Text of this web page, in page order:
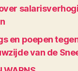
en poepen
van de